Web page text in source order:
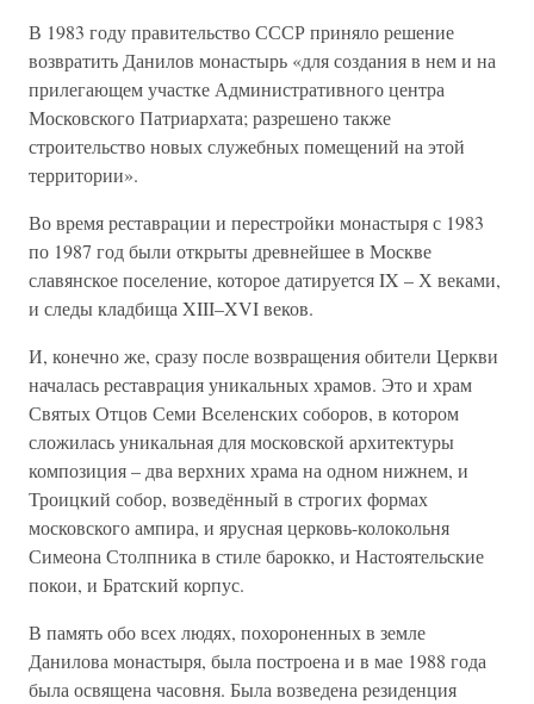
В 1983 году правительство СССР приняло решение
возвратить Данилов монастырь «для создания в нем и на
прилегающем участке Административного центра
Московского Патриархата; разрешено также
строительство новых служебных помещений на этой
территории».
Во время реставрации и перестройки монастыря с 1983
по 1987 год были открыты древнейшее в Москве
славянское поселение, которое датируется IX – Х веками,
и следы кладбища XIII–XVI веков.
И, конечно же, сразу после возвращения обители Церкви
началась реставрация уникальных храмов. Это и храм
Святых Отцов Семи Вселенских соборов, в котором
сложилась уникальная для московской архитектуры
композиция – два верхних храма на одном нижнем, и
Троицкий собор, возведённый в строгих формах
московского ампира, и ярусная церковь-колокольня
Симеона Столпника в стиле барокко, и Настоятельские
покои, и Братский корпус.
В память обо всех людях, похороненных в земле
Данилова монастыря, была построена и в мае 1988 года
была освящена часовня. Была возведена резиденция